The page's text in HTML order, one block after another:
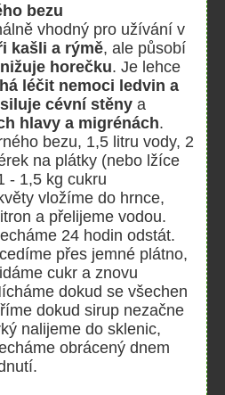
bezu
vhodný pro užívání v
kašli a rýmě, ale působí
horečku. Je lehce
léčit nemoci ledvin a
cévní stěny a
hlavy a migrénách.
bezu, 1,5 litru vody, 2
na plátky (nebo lžíce
- 1,5 kg cukru
vložíme do hrnce,
a přelijeme vodou.
24 hodin odstát.
přes jemné plátno,
cukr a znovu
dokud se všechen
dokud sirup nezačne
nalijeme do sklenic,
obrácený dnem